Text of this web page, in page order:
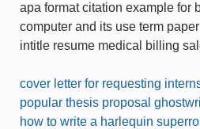
apa format citation example for
computer and its use term paper
intitle resume medical billing
cover letter for requesting
popular thesis proposal
how to write a harlequin